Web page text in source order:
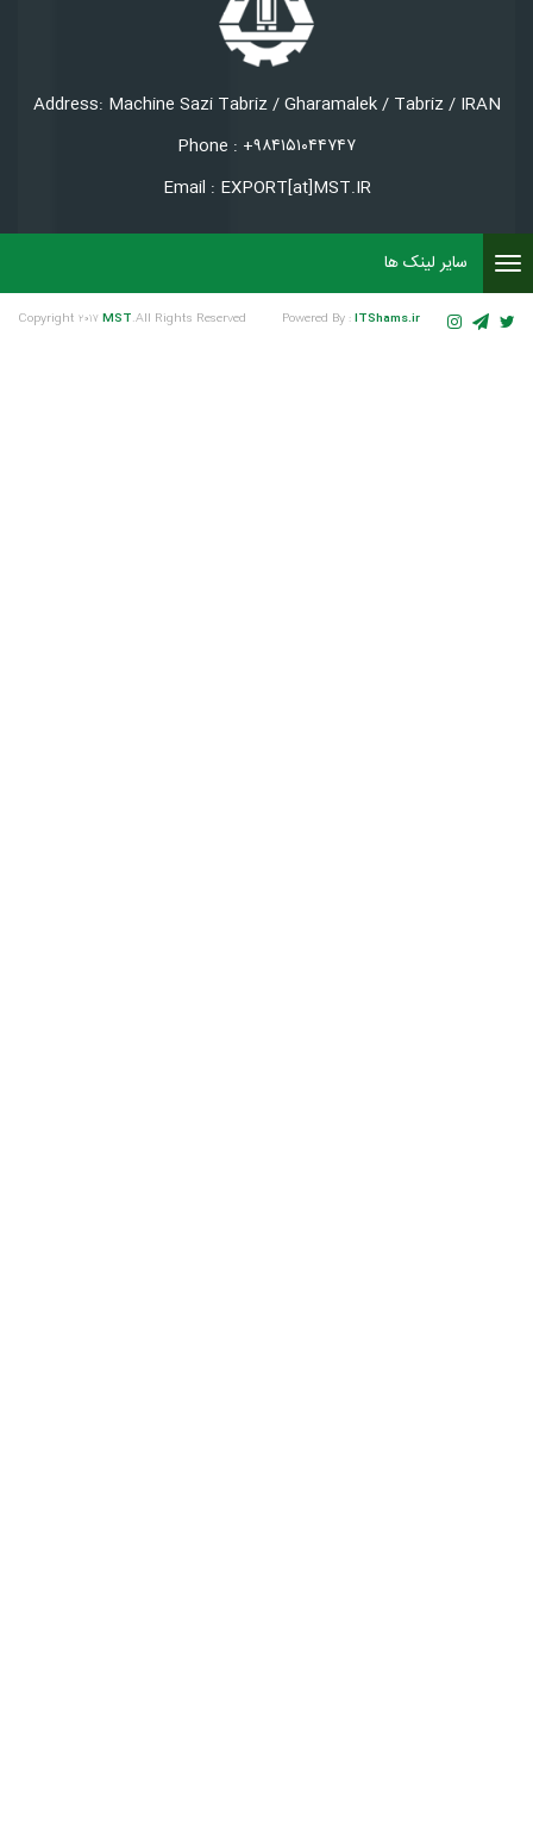
Address: Machine Sazi Tabriz / Gharamalek / Tabriz / IRAN
Phone : +۹۸۴۱۵۱۰۴۴۷۴۷
Email : EXPORT[at]MST.IR
سایر لینک ها
Copyright ۲۰۱۷MST.All Rights Reserved Powered By :ITShams.ir